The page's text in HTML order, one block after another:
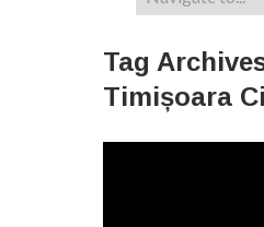
Tag
Timișoara